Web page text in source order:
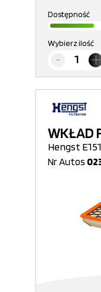
Dostępność
Wybierz ilość
WKŁAD
Hengst
Nr Autos